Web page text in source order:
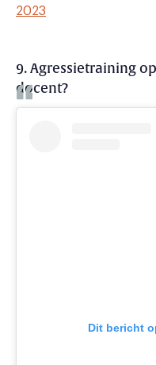
2023
9. Agressietraining
docent?
Dit bericht